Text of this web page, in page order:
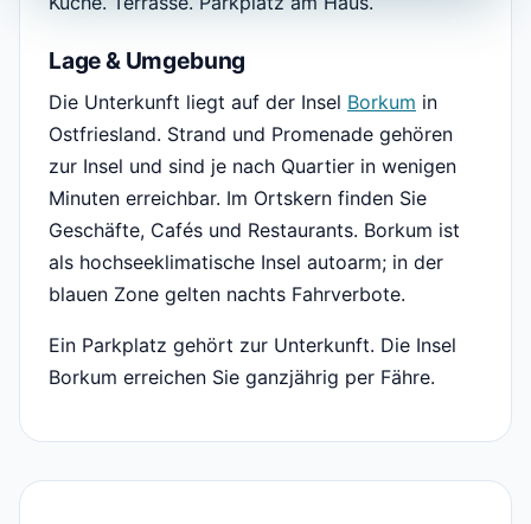
Lage & Umgebung
Die Unterkunft liegt auf der Insel Borkum in
Ostfriesland. Strand und Promenade gehören
zur Insel und sind je nach Quartier in wenigen
Minuten erreichbar. Im Ortskern finden Sie
Geschäfte, Cafés und Restaurants. Borkum ist
als hochseeklimatische Insel autoarm; in der
blauen Zone gelten nachts Fahrverbote.
Ein Parkplatz gehört zur Unterkunft. Die Insel
Borkum erreichen Sie ganzjährig per Fähre.